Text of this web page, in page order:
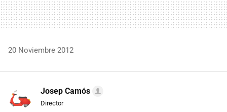
20 Noviembre 2012
Josep Camós
Director